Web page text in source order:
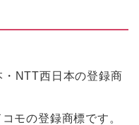
・NTT西日本の登録商
モの登録商標です。